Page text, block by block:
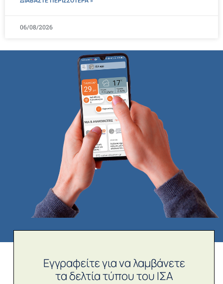
06/08/2026
Εγγραφείτε για να λαμβάνετε
τα δελτία τύπου του ΙΣΑ